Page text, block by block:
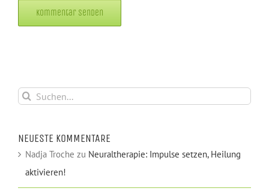
Suche
NEUESTE KOMMENTARE
Nadja Troche zu Neuraltherapie: Impulse setzen, Heilung
aktivieren!